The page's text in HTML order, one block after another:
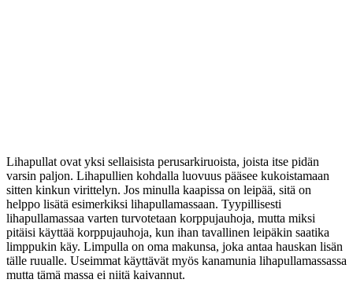
Lihapullat ovat yksi sellaisista perusarkiruoista, joista itse pidän
varsin paljon. Lihapullien kohdalla luovuus pääsee kukoistamaan
sitten kinkun virittelyn. Jos minulla kaapissa on leipää, sitä on
helppo lisätä esimerkiksi lihapullamassaan. Tyypillisesti
lihapullamassaa varten turvotetaan korppujauhoja, mutta miksi
pitäisi käyttää korppujauhoja, kun ihan tavallinen leipäkin saatika
limppukin käy. Limpulla on oma makunsa, joka antaa hauskan lisän
tälle ruualle. Useimmat käyttävät myös kanamunia lihapullamassassa
mutta tämä massa ei niitä kaivannut.